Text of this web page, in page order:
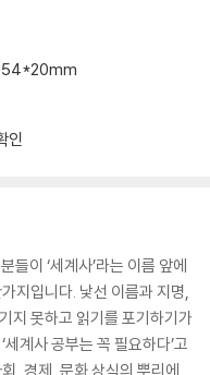
인
들이 ‘세계사’라는 이름 앞에
지입니다. 낯선 이름과 지명,
지 못하고 읽기를 포기하기가
계사 공부는 꼭 필요하다’고
, 경제, 문화 상식의 뿌리에